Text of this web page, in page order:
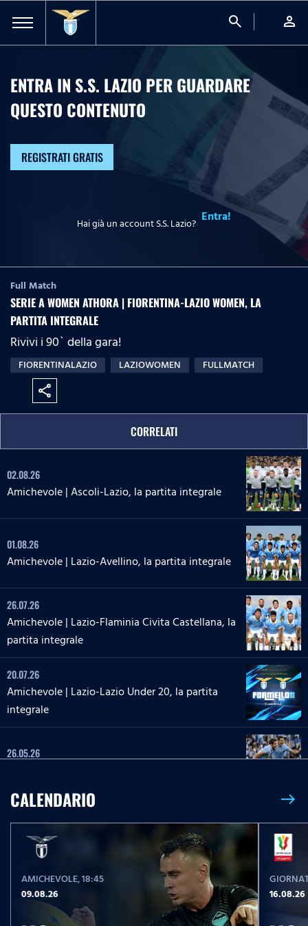
search person
ENTRA IN S.S. LAZIO PER GUARDARE
QUESTO CONTENUTO
REGISTRATI GRATIS
Hai già un account S.S. Lazio? Entra!
Full Match
SERIE A WOMEN ATHORA | FIORENTINA-LAZIO WOMEN, LA
PARTITA INTEGRALE
Rivivi i 90` della gara!
FIORENTINALAZIO LAZIOWOMEN FULLMATCH
share
CORRELATI
02.08.26
Amichevole | Ascoli-Lazio, la partita integrale
01.08.26
Amichevole | Lazio-Avellino, la partita integrale
26.07.26
Amichevole | Lazio-Flaminia Civita Castellana, la
partita integrale
20.07.26
Amichevole | Lazio-Lazio Under 20, la partita
integrale
26.05.26
23.05.26
Serie A Enilive | Lazio-Pisa, la partita integrale
17.05.26
Serie A Enilive | Roma-Lazio, la partita integrale
CALENDARIO east
AMICHEVOLE, 18:45
09.08.26
16.08.26